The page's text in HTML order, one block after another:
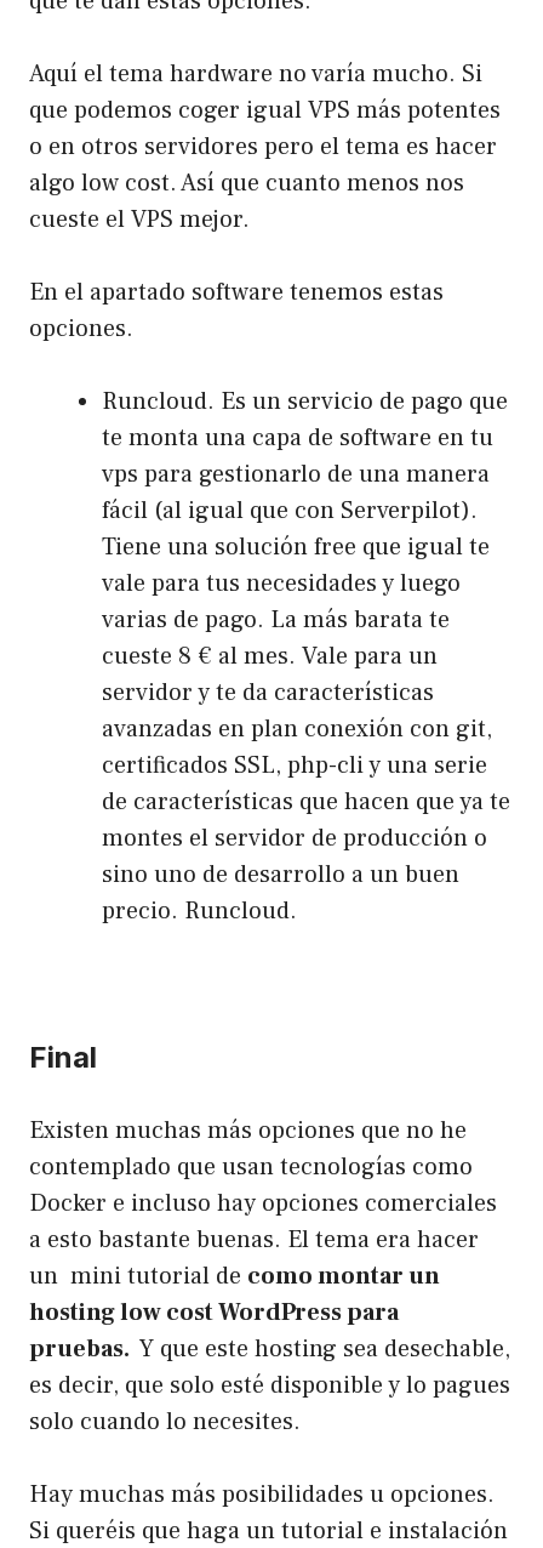
Aquí el tema hardware no varía mucho. Si
que podemos coger igual VPS más potentes
o en otros servidores pero el tema es hacer
algo low cost. Así que cuanto menos nos
cueste el VPS mejor.
En el apartado software tenemos estas
opciones.
Runcloud. Es un servicio de pago que
te monta una capa de software en tu
vps para gestionarlo de una manera
fácil (al igual que con Serverpilot).
Tiene una solución free que igual te
vale para tus necesidades y luego
varias de pago. La más barata te
cueste 8 € al mes. Vale para un
servidor y te da características
avanzadas en plan conexión con git,
certificados SSL, php-cli y una serie
de características que hacen que ya te
montes el servidor de producción o
sino uno de desarrollo a un buen
precio. Runcloud.
Final
Existen muchas más opciones que no he
contemplado que usan tecnologías como
Docker e incluso hay opciones comerciales
a esto bastante buenas. El tema era hacer
un mini tutorial de como montar un
hosting low cost WordPress para
pruebas. Y que este hosting sea desechable,
es decir, que solo esté disponible y lo pagues
solo cuando lo necesites.
Hay muchas más posibilidades u opciones.
Si queréis que haga un tutorial e instalación